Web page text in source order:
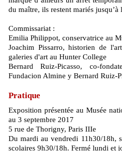
du maître, ils restent mariés jusqu’à
Commissariat :
Emilia Philippot, conservatrice au
Joachim Pissarro, historien de
galeries d'art au Hunter College
Bernard Ruiz-Picasso, co-
Fundacion Almine y Bernard Ruiz-
Pratique
Exposition présentée au Musée national Picasso-Paris du 21 mars
au 3 septembre 2017
5 rue de Thorigny, Paris IIIe
Du mardi au vendredi 11h30/18h,
scolaires 9h30/18h. Fermé lundi et